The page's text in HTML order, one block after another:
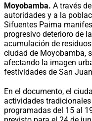
Moyobamba. A través
autoridades y a la
Sifuentes Paima
progresivo deterioro de
acumulación de
ciudad de Moyobamba,
afectando la imagen
festividades de San
En el documento, el
actividades
programadas del 15 al